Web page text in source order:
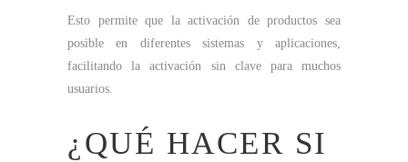
Esto permite que la activación de productos sea
posible en diferentes sistemas y aplicaciones,
facilitando la activación sin clave para muchos
usuarios.
¿QUÉ HACER SI